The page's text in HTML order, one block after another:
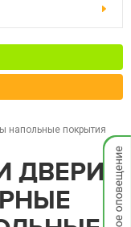
напольные покрытия
ДВЕРИ